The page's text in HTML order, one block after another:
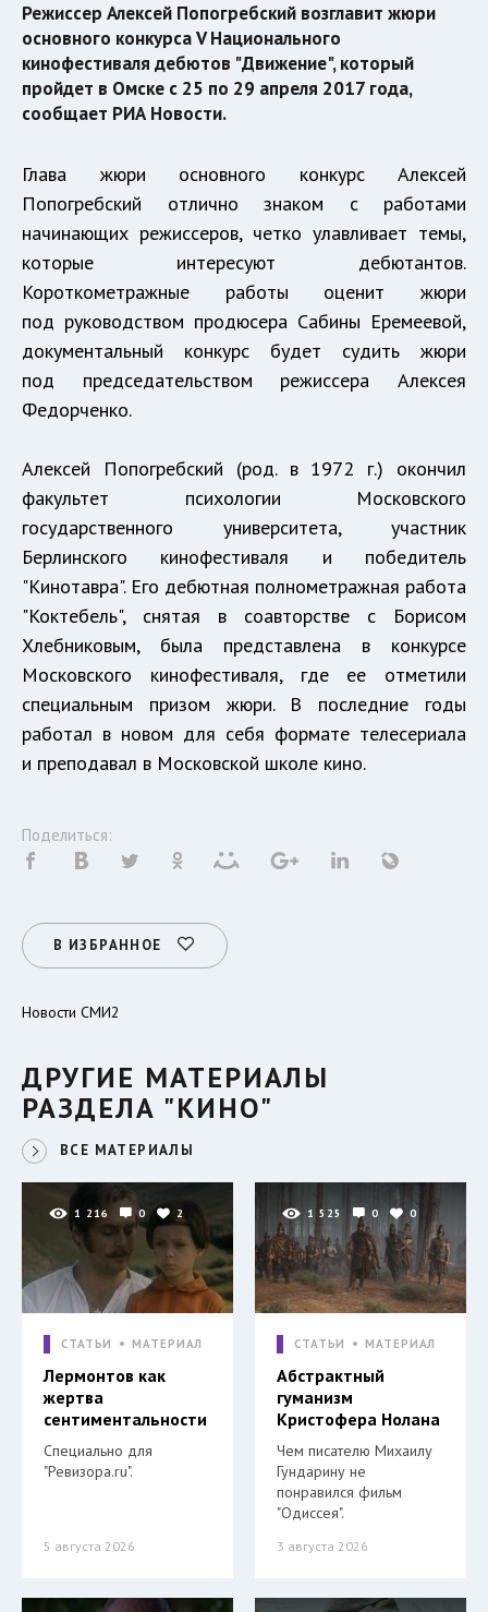
Режиссер Алексей Попогребский возглавит жюри
основного конкурса V Национального
кинофестиваля дебютов "Движение", который
пройдет в Омске с 25 по 29 апреля 2017 года,
сообщает РИА Новости.
Глава жюри основного конкурс Алексей
Попогребский отлично знаком с работами
начинающих режиссеров, четко улавливает темы,
которые интересуют дебютантов.
Короткометражные работы оценит жюри
под руководством продюсера Сабины Еремеевой,
документальный конкурс будет судить жюри
под председательством режиссера Алексея
Федорченко.
Алексей Попогребский (род. в 1972 г.) окончил
факультет психологии Московского
государственного университета, участник
Берлинского кинофестиваля и победитель
"Кинотавра". Его дебютная полнометражная работа
"Коктебель", снятая в соавторстве с Борисом
Хлебниковым, была представлена в конкурсе
Московского кинофестиваля, где ее отметили
специальным призом жюри. В последние годы
работал в новом для себя формате телесериала
и преподавал в Московской школе кино.
Поделиться:
В ИЗБРАННОЕ
Новости СМИ2
ДРУГИЕ МАТЕРИАЛЫ
РАЗДЕЛА "КИНО"
ВСЕ МАТЕРИАЛЫ
1 216 0 2
СТАТЬИ МАТЕРИАЛ
Лермонтов как
жертва
сентиментальности
Специально для
"Ревизора.ru".
5 августа 2026
1 525 0 0
СТАТЬИ МАТЕРИАЛ
Абстрактный
гуманизм
Кристофера Нолана
Чем писателю Михаилу
Гундарину не
понравился фильм
"Одиссея".
3 августа 2026